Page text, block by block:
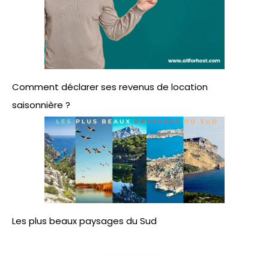
Comment déclarer ses revenus de location
saisonnière ?
Les plus beaux paysages du Sud